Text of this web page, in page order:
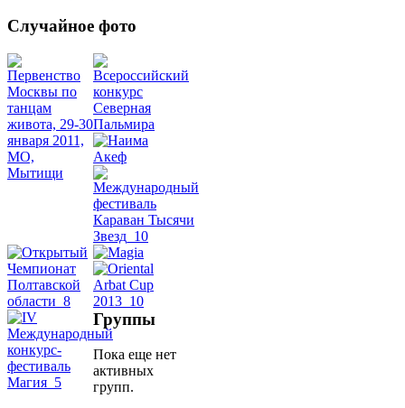
Случайное фото
Танец
Dance
Группы
Пока еще нет
активных
групп.